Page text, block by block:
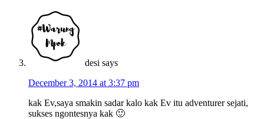
desi says
December 3, 2014 at 3:37 pm
kak Ev,saya smakin sadar kalo kak Ev itu adventurer sejati,
sukses ngontesnya kak 🙂